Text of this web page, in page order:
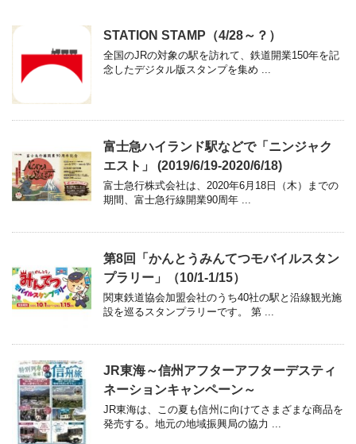
STATION STAMP（4/28～？）
全国のJRの対象の駅を訪れて、鉄道開業150年を記
念したデジタル版スタンプを集め ...
富士急ハイランド駅などで「ニンジャク
エスト」 (2019/6/19-2020/6/18)
富士急行株式会社は、2020年6月18日（木）までの
期間、富士急行線開業90周年 ...
第8回「かんとうみんてつモバイルスタン
プラリー」（10/1-1/15）
関東鉄道協会加盟会社のうち40社の駅と沿線観光施
設を巡るスタンプラリーです。 第 ...
JR東海～信州アフターアフターデスティ
ネーションキャンペーン～
JR東海は、この夏も信州に向けてさまざまな商品を
発売する。地元の地域振興局の協力 ...